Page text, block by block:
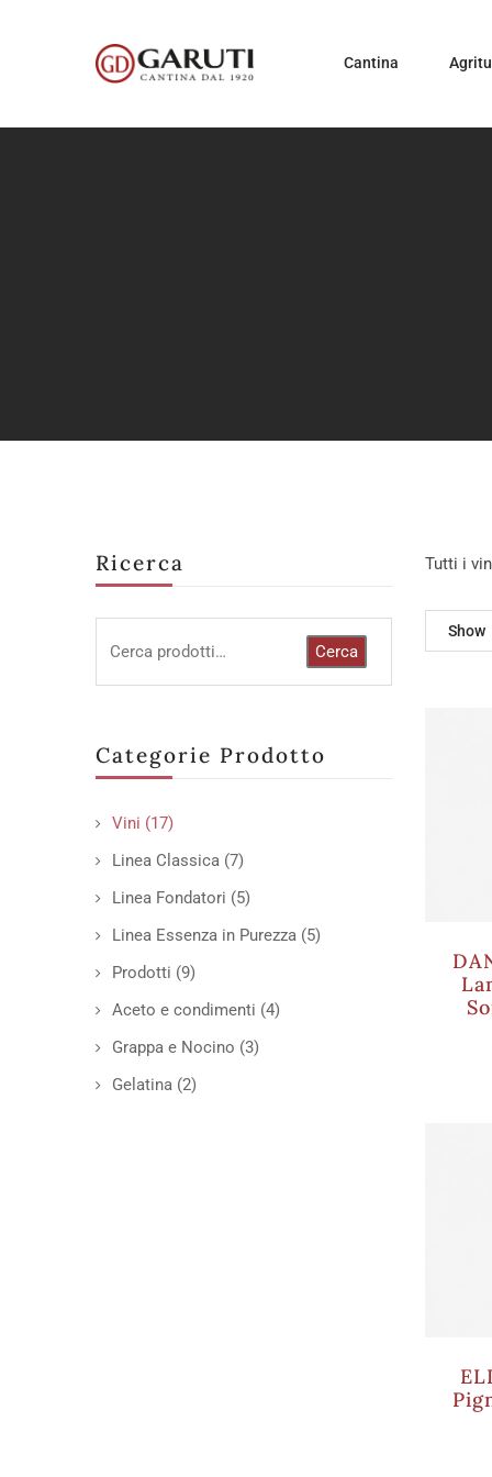
Cantina
Ricerca
Cerca
Categorie Prodotto
Vini (17)
Linea Classica (7)
Linea Fondatori (5)
Linea Essenza in Purezza (5)
Prodotti (9)
Aceto e condimenti (4)
Grappa e Nocino (3)
Gelatina (2)
Tutti i
Show